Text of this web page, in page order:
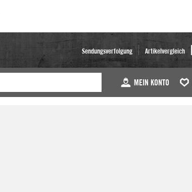
Sendungsverfolgung Artikelvergleich
MEIN KONTO